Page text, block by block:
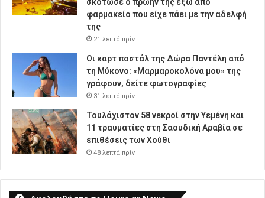
φαρμακείο που είχε πάει με την αδελφή
της
21 λεπτά πρίν
Οι καρτ ποστάλ της Δώρα Παντέλη από
τη Μύκονο: «Μαρμαροκολόνα μου» της
γράφουν, δείτε φωτογραφίες
31 λεπτά πρίν
Τουλάχιστον 58 νεκροί στην Υεμένη και
11 τραυματίες στη Σαουδική Αραβία σε
επιθέσεις των Χούθι
48 λεπτά πρίν